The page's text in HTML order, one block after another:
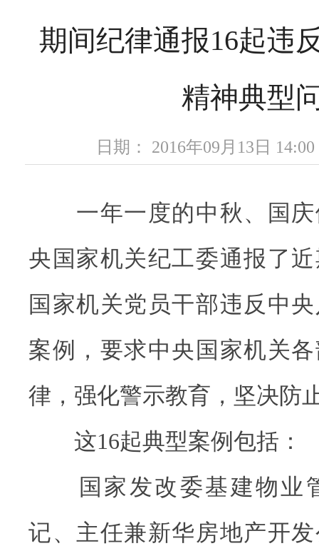
期间纪律通报16起违
精神典型
日期： 2016年09月13日
一年一度的中秋、国庆
央国家机关纪工委通报了
国家机关党员干部违反中
案例，要求中央国家机关
律，强化警示教育，坚决防
这16起典型案例包括：
国家发改委基建物业
记、主任兼新华房地产开